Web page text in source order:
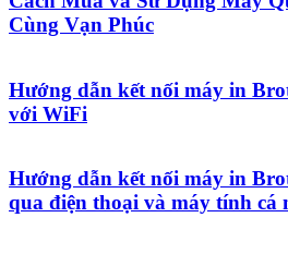
Cùng Vạn Phúc
Hướng dẫn kết nối máy in
với WiFi
Hướng dẫn kết nối máy in
qua điện thoại và máy tính cá